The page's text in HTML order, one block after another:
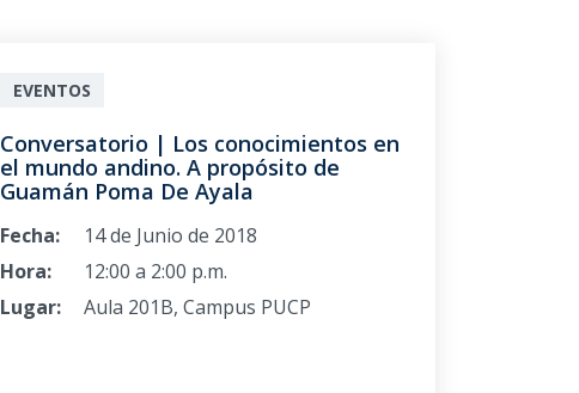
EVENTOS
Conversatorio | Los conocimientos en
el mundo andino. A propósito de
Guamán Poma De Ayala
Fecha:
14 de Junio de 2018
Hora:
12:00 a 2:00 p.m.
Lugar:
Aula 201B, Campus PUCP